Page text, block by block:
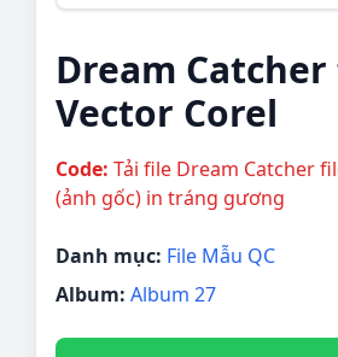
Dream
Vector Corel
Code: Tải file Dream Catcher
(ảnh gốc) in tráng gương
Danh mục: File Mẫu QC
Album: Album 27